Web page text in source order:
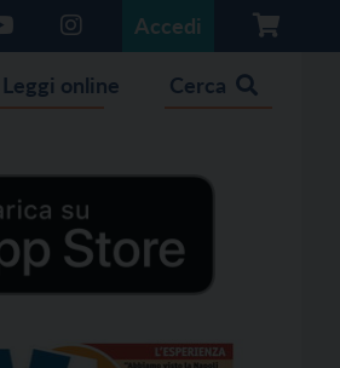
Accedi
Leggi online Cerca